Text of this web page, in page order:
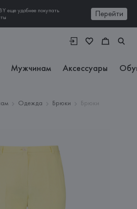
еще удобнее покупать
Перейти
Мужчинам Аксессуары
Одежда Брюки
Брюки